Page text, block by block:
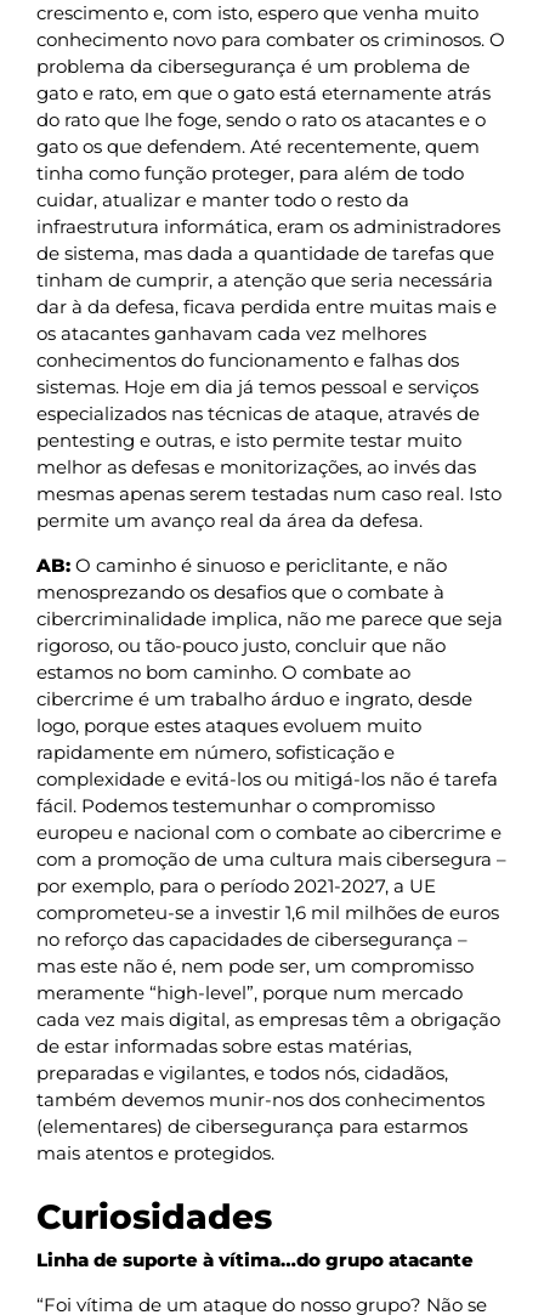
crescimento e, com isto, espero que venha muito
conhecimento novo para combater os criminosos. O
problema da cibersegurança é um problema de
gato e rato, em que o gato está eternamente atrás
do rato que lhe foge, sendo o rato os atacantes e o
gato os que defendem. Até recentemente, quem
tinha como função proteger, para além de todo
cuidar, atualizar e manter todo o resto da
infraestrutura informática, eram os administradores
de sistema, mas dada a quantidade de tarefas que
tinham de cumprir, a atenção que seria necessária
dar à da defesa, ficava perdida entre muitas mais e
os atacantes ganhavam cada vez melhores
conhecimentos do funcionamento e falhas dos
sistemas. Hoje em dia já temos pessoal e serviços
especializados nas técnicas de ataque, através de
pentesting e outras, e isto permite testar muito
melhor as defesas e monitorizações, ao invés das
mesmas apenas serem testadas num caso real. Isto
permite um avanço real da área da defesa.
AB: O caminho é sinuoso e periclitante, e não
menosprezando os desafios que o combate à
cibercriminalidade implica, não me parece que seja
rigoroso, ou tão-pouco justo, concluir que não
estamos no bom caminho. O combate ao
cibercrime é um trabalho árduo e ingrato, desde
logo, porque estes ataques evoluem muito
rapidamente em número, sofisticação e
complexidade e evitá-los ou mitigá-los não é tarefa
fácil. Podemos testemunhar o compromisso
europeu e nacional com o combate ao cibercrime e
com a promoção de uma cultura mais cibersegura –
por exemplo, para o período 2021-2027, a UE
comprometeu-se a investir 1,6 mil milhões de euros
no reforço das capacidades de cibersegurança –
mas este não é, nem pode ser, um compromisso
meramente “high-level”, porque num mercado
cada vez mais digital, as empresas têm a obrigação
de estar informadas sobre estas matérias,
preparadas e vigilantes, e todos nós, cidadãos,
também devemos munir-nos dos conhecimentos
(elementares) de cibersegurança para estarmos
mais atentos e protegidos.
Curiosidades
Linha de suporte à vítima…do grupo atacante
“Foi vítima de um ataque do nosso grupo? Não se